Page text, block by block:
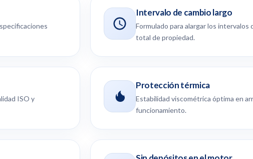
Intervalo de cambio largo
Formulado para alargar los
total de propiedad.
ISO y
Protección térmica
Estabilidad viscométrica óptima en
funcionamiento.